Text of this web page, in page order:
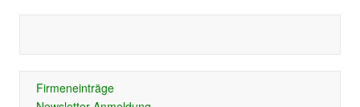
Firmeneinträge